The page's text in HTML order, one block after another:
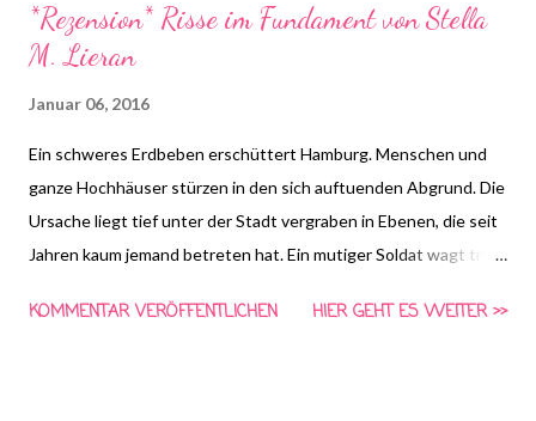
*Rezension* Risse im Fundament von Stella
M. Lieran
Januar 06, 2016
Ein schweres Erdbeben erschüttert Hamburg. Menschen und
ganze Hochhäuser stürzen in den sich auftuenden Abgrund. Die
Ursache liegt tief unter der Stadt vergraben in Ebenen, die seit
Jahren kaum jemand betreten hat. Ein mutiger Soldat wagt trotz
Tiefen Hamburgs um die Ursache des Bebens herauszufinden.
KOMMENTAR VERÖFFENTLICHEN HIER GEHT ES WEITER >>